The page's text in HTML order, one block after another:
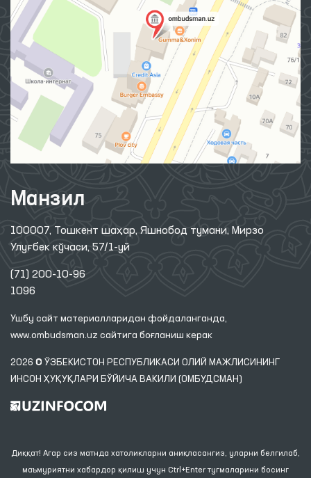
Манзил
100007, Тошкент шаҳар, Яшнобод тумани, Мирзо
Улуғбек кўчаси, 57/1-уй
(71) 200-10-96
1096
Ушбу сайт материалларидан фойдаланганда,
www.ombudsman.uz сайтига боғланиш керак
2026 © ЎЗБЕКИСТОН РЕСПУБЛИКАСИ ОЛИЙ МАЖЛИСИНИНГ
ИНСОН ҲУҚУҚЛАРИ БЎЙИЧА ВАКИЛИ (ОМБУДСМАН)
Диққат! Агар сиз матнда хатоликларни аниқласангиз, уларни белгилаб,
маъмуриятни хабардор қилиш учун Ctrl+Enter тугмаларини босинг